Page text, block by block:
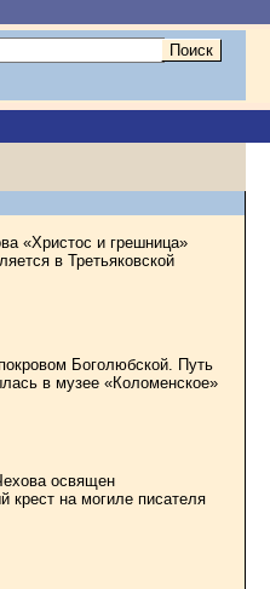
«Христос и грешница»
в Третьяковской
Боголюбской. Путь
в музее «Коломенское»
освящен
крест на могиле писателя